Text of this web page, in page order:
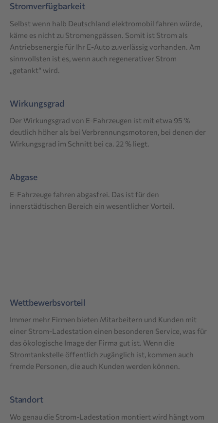
Stromverfügbarkeit
Selbst wenn halb Deutschland elektromobil fahren würde,
käme es nicht zu Stromengpässen. Somit ist Strom als
Antriebsenergie für Ihr E-Auto zuverlässig vorhanden. Am
sinnvollsten ist es, wenn auch regenerativer Strom
„getankt“ wird.
Wirkungsgrad
Der Wirkungsgrad von E-Fahrzeugen ist mit etwa 95 %
deutlich höher als bei Verbrennungsmotoren, bei denen der
Wirkungsgrad im Schnitt bei ca. 22 % liegt.
Abgase
E-Fahrzeuge fahren abgasfrei. Das ist für den
innerstädtischen Bereich ein wesentlicher Vorteil.
Wettbewerbsvorteil
Immer mehr Firmen bieten Mitarbeitern und Kunden mit
einer Strom-Ladestation einen besonderen Service, was für
das ökologische Image der Firma gut ist. Wenn die
Stromtankstelle öffentlich zugänglich ist, kommen auch
fremde Personen, die auch Kunden werden können.
Standort
Wo genau die Strom-Ladestation montiert wird hängt vom